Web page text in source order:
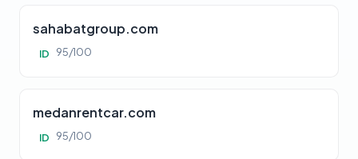
sahabatgroup.com
ID 95/100
medanrentcar.com
ID 95/100